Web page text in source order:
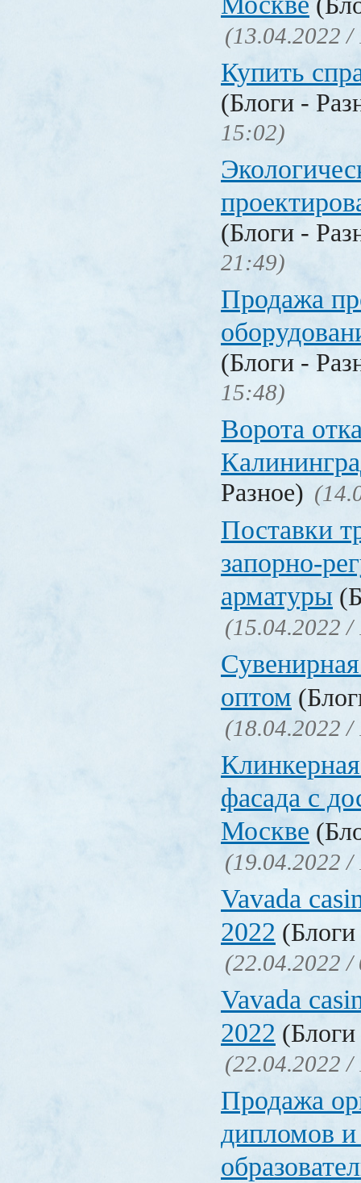
(13.04.2022 /
Купить
(Блоги -
15:02)
(Блоги -
21:49)
Продажа
(Блоги -
15:48)
Ворота
Разное)
Поставки
запорно-
арматуры
(15.04.2022 /
оптом
(18.04.2022 /
фасада с
Москве
(19.04.2022 /
Vavada
2022
(22.04.2022 /
Vavada
2022
(22.04.2022 /
Продажа
дипломов и